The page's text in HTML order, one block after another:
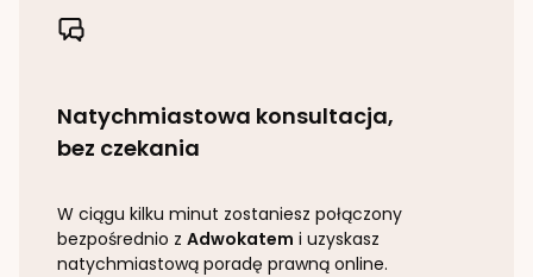
Natychmiastowa konsultacja,
bez czekania
W ciągu kilku minut zostaniesz połączony
bezpośrednio z Adwokatem i uzyskasz
natychmiastową poradę prawną online.